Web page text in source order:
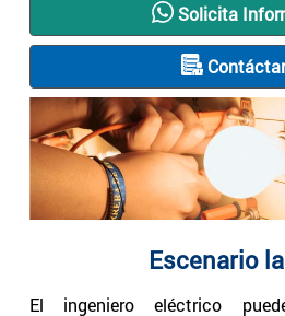
Solicita
Escenario
El ingeniero eléctrico